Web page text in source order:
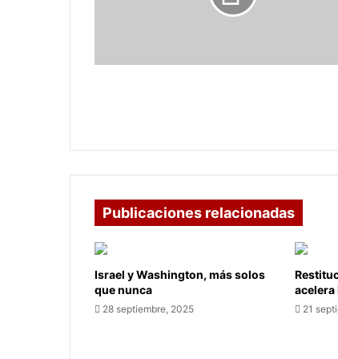
de
ONU
Publicaciones relacionadas
Israel y Washington, más solos
que nunca
28 septiembre, 2025
acelera
21